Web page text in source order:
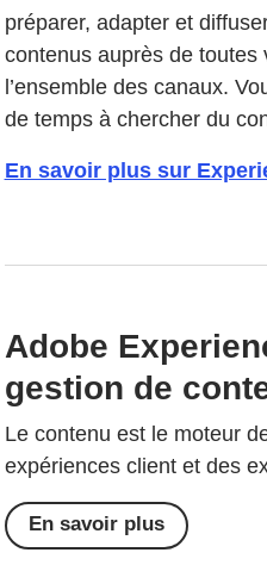
préparer, adapter et
contenus auprès de toutes
l’ensemble des canaux.
de temps à chercher du
En savoir plus sur
Adobe
gestion de
Le contenu est le moteur
expériences client et des
En savoir plus